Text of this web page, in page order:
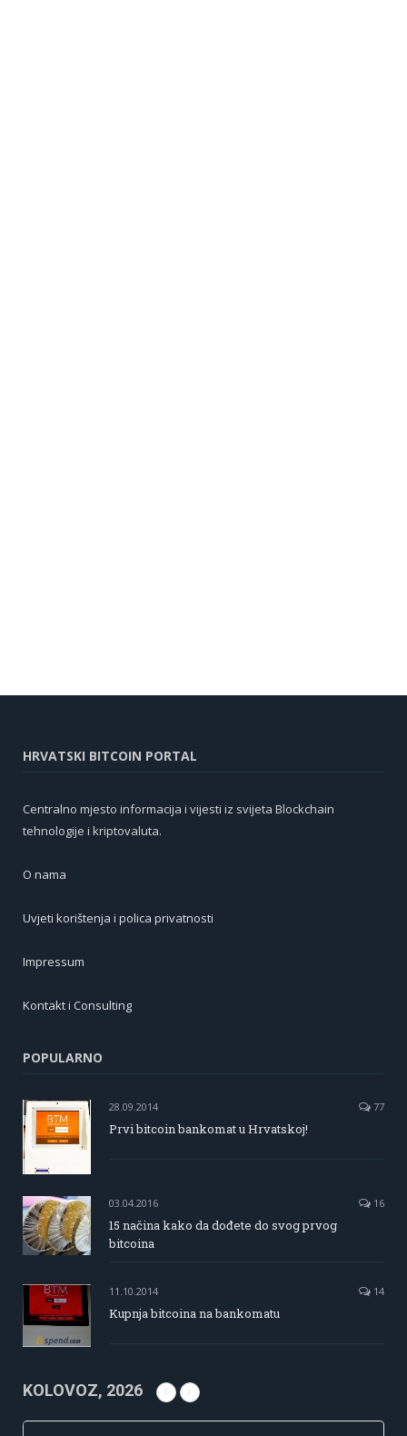
HRVATSKI BITCOIN PORTAL
Centralno mjesto informacija i vijesti iz svijeta Blockchain
tehnologije i kriptovaluta.
O nama
Uvjeti korištenja i polica privatnosti
Impressum
Kontakt i Consulting
POPULARNO
28.09.2014 77
Prvi bitcoin bankomat u Hrvatskoj!
03.04.2016 16
15 načina kako da dođete do svog prvog
bitcoina
11.10.2014 14
Kupnja bitcoina na bankomatu
KOLOVOZ, 2026